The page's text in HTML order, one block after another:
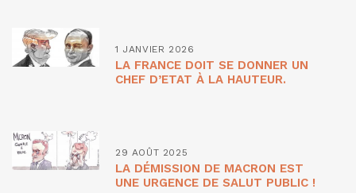
1 JANVIER 2026
LA FRANCE DOIT SE DONNER UN
CHEF D’ETAT À LA HAUTEUR.
29 AOÛT 2025
LA DÉMISSION DE MACRON EST
UNE URGENCE DE SALUT PUBLIC !